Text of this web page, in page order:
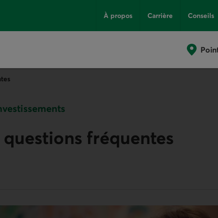
À propos Carrière Conseils
questions fréquentes